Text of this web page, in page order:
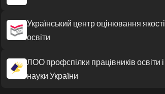
Український центр оцінювання якості
освіти
ЛОО профспілки працівників освіти і
науки України